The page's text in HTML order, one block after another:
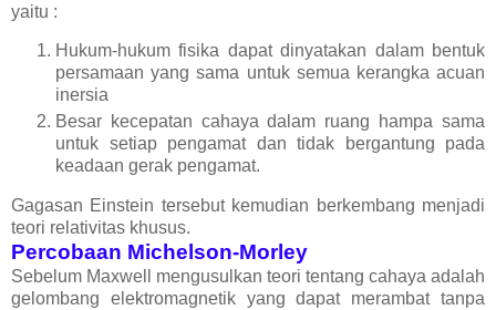
yaitu :
Hukum-hukum fisika dapat dinyatakan dalam bentuk
persamaan yang sama untuk semua kerangka acuan
inersia
Besar kecepatan cahaya dalam ruang hampa sama
untuk setiap pengamat dan tidak bergantung pada
keadaan gerak pengamat.
Gagasan Einstein tersebut kemudian berkembang menjadi
teori relativitas khusus.
Percobaan Michelson-Morley
Sebelum Maxwell mengusulkan teori tentang cahaya adalah
gelombang elektromagnetik yang dapat merambat tanpa